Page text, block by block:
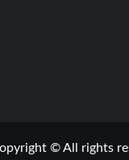
© All rights